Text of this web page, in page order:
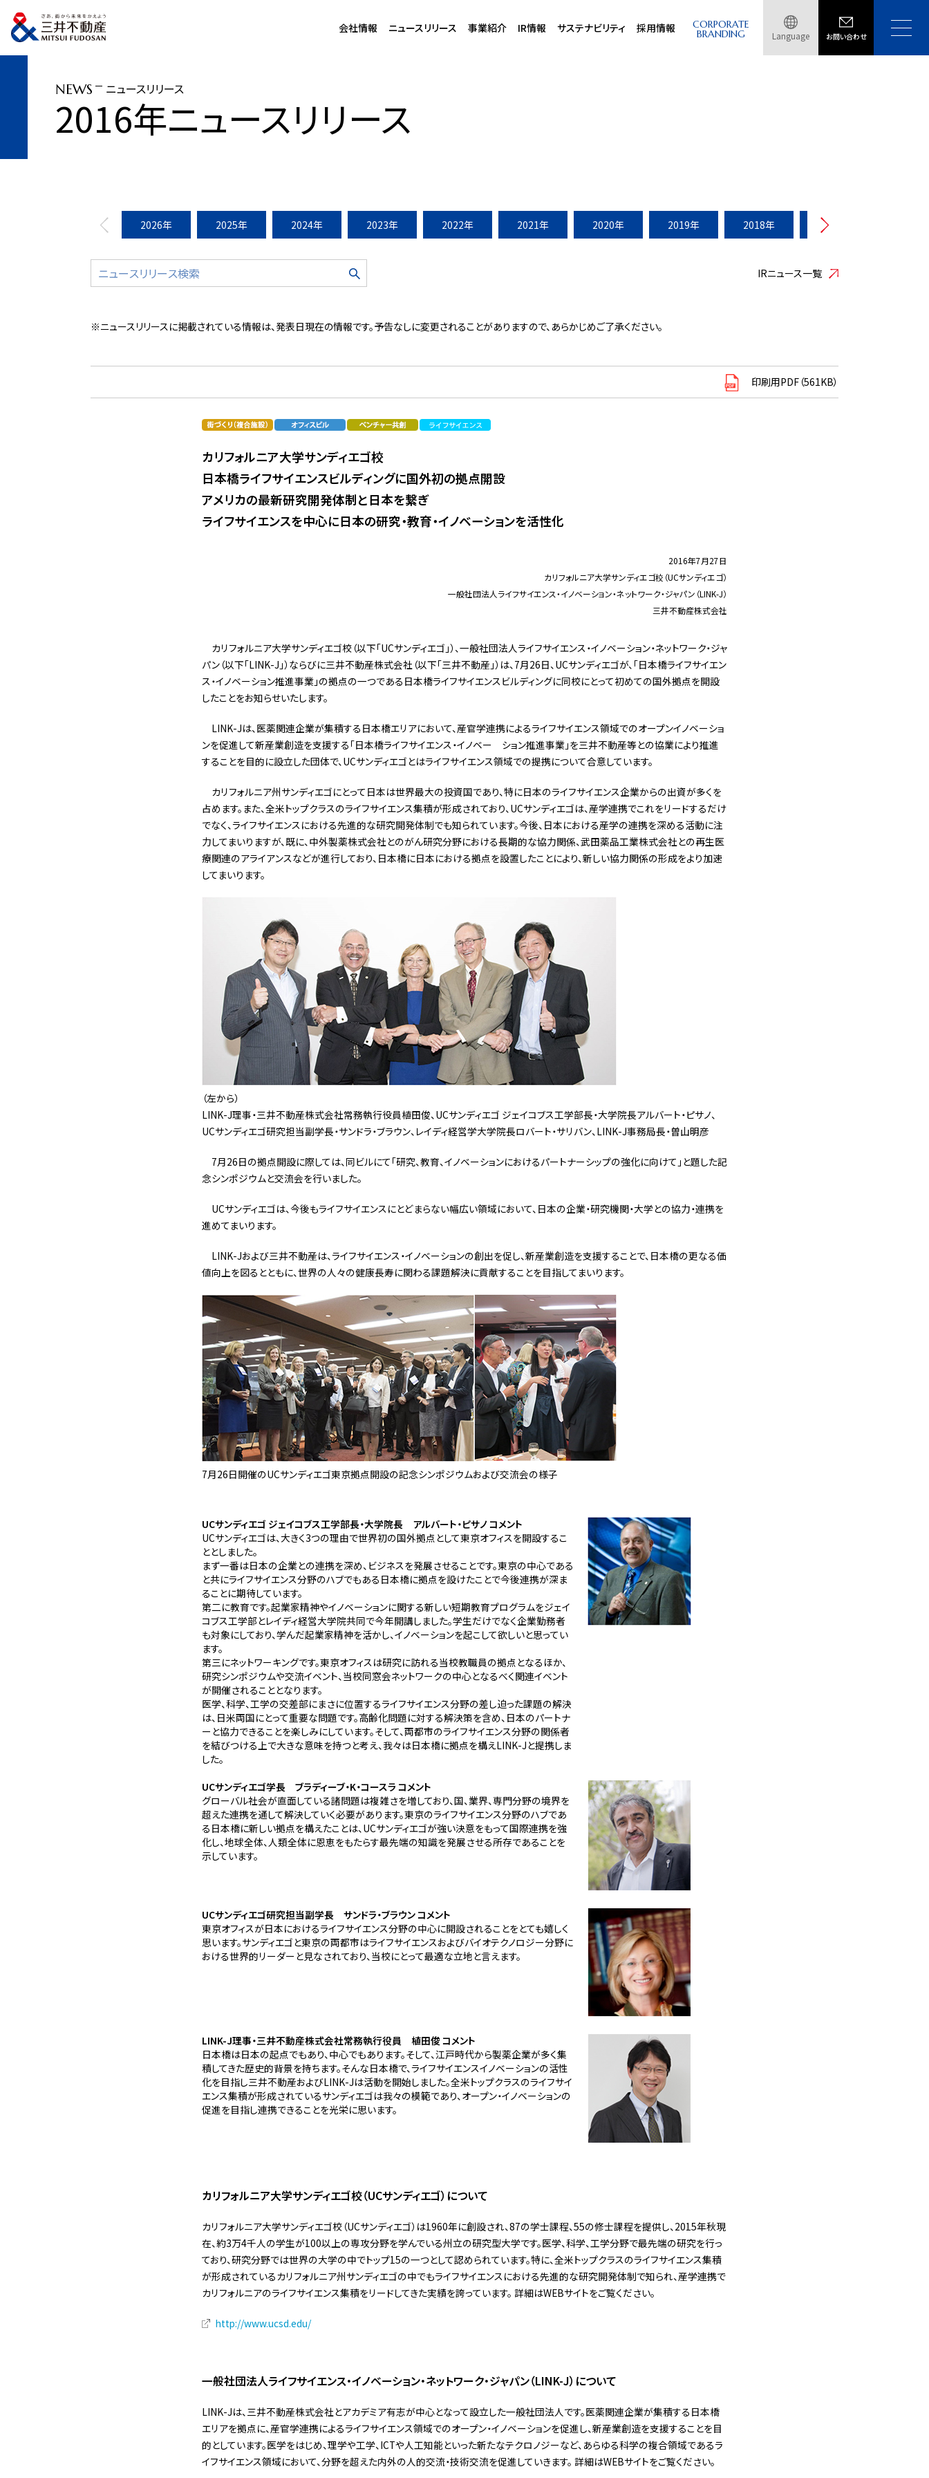
会社情報 ニュースリリース 事業紹介 IR情報 サステナビリティ 採用情報 CORPORATE
BRANDING Language お問い合わせ
トップページ ニュースリリース
NEWS ニュースリリース
2016年ニュースリリース
2026年 2025年 2024年 2023年 2022年 2021年 2020年 2019年 2018年 2017年
IRニュース一覧
※ニュースリリースに掲載されている情報は、発表日現在の情報です。予告なしに変更されることがありますので、あらかじめご了承ください。
印刷用PDF（561KB）
カリフォルニア大学サンディエゴ校
日本橋ライフサイエンスビルディングに国外初の拠点開設
アメリカの最新研究開発体制と日本を繋ぎ
ライフサイエンスを中心に日本の研究・教育・イノベーションを活性化
2016年7月27日
カリフォルニア大学サンディエゴ校（UCサンディエゴ）
一般社団法人ライフサイエンス・イノベーション・ネットワーク・ジャパン（LINK-J）
三井不動産株式会社
カリフォルニア大学サンディエゴ校（以下「UCサンディエゴ」）、一般社団法人ライフサイエンス・イノベーション・ネットワーク・ジャ
パン（以下「LINK-J」）ならびに三井不動産株式会社（以下「三井不動産」）は、7月26日、UCサンディエゴが、「日本橋ライフサイエン
ス・イノベーション推進事業」の拠点の一つである日本橋ライフサイエンスビルディングに同校にとって初めての国外拠点を開設
したことをお知らせいたします。
LINK-Jは、医薬関連企業が集積する日本橋エリアにおいて、産官学連携によるライフサイエンス領域でのオープンイノベーショ
ンを促進して新産業創造を支援する「日本橋ライフサイエンス・イノベー ション推進事業」を三井不動産等との協業により推進
することを目的に設立した団体で、UCサンディエゴとはライフサイエンス領域での提携について合意しています。
カリフォルニア州サンディエゴにとって日本は世界最大の投資国であり、特に日本のライフサイエンス企業からの出資が多くを
占めます。また、全米トップクラスのライフサイエンス集積が形成されており、UCサンディエゴは、産学連携でこれをリードするだけ
でなく、ライフサイエンスにおける先進的な研究開発体制でも知られています。今後、日本における産学の連携を深める活動に注
力してまいりますが、既に、中外製薬株式会社とのがん研究分野における長期的な協力関係、武田薬品工業株式会社との再生医
療関連のアライアンスなどが進行しており、日本橋に日本における拠点を設置したことにより、新しい協力関係の形成をより加速
してまいります。
（左から）
LINK-J理事・三井不動産株式会社常務執行役員植田俊、UCサンディエゴ ジェイコブス工学部長・大学院長アルバート・ピサノ、
UCサンディエゴ研究担当副学長・サンドラ・ブラウン、レイディ経営学大学院長ロバート・サリバン、LINK-J事務局長・曽山明彦
7月26日の拠点開設に際しては、同ビルにて「研究、教育、イノベーションにおけるパートナーシップの強化に向けて」と題した記
念シンポジウムと交流会を行いました。
UCサンディエゴは、今後もライフサイエンスにとどまらない幅広い領域において、日本の企業・研究機関・大学との協力・連携を
進めてまいります。
LINK-Jおよび三井不動産は、ライフサイエンス・イノベーションの創出を促し、新産業創造を支援することで、日本橋の更なる価
値向上を図るとともに、世界の人々の健康長寿に関わる課題解決に貢献することを目指してまいります。
7月26日開催のUCサンディエゴ東京拠点開設の記念シンポジウムおよび交流会の様子
UCサンディエゴ ジェイコブス工学部長・大学院長 アルバート・ピサノ コメント
UCサンディエゴは、大きく3つの理由で世界初の国外拠点として東京オフィスを開設するこ
ととしました。
まず一番は日本の企業との連携を深め、ビジネスを発展させることです。東京の中心である
と共にライフサイエンス分野のハブでもある日本橋に拠点を設けたことで今後連携が深ま
ることに期待しています。
第二に教育です。起業家精神やイノベーションに関する新しい短期教育プログラムをジェイ
コブス工学部とレイディ経営大学院共同で今年開講しました。学生だけでなく企業勤務者
も対象にしており、学んだ起業家精神を活かし、イノベーションを起こして欲しいと思ってい
ます。
第三にネットワーキングです。東京オフィスは研究に訪れる当校教職員の拠点となるほか、
研究シンポジウムや交流イベント、当校同窓会ネットワークの中心となるべく関連イベント
が開催されることとなります。
医学、科学、工学の交差部にまさに位置するライフサイエンス分野の差し迫った課題の解決
は、日米両国にとって重要な問題です。高齢化問題に対する解決策を含め、日本のパートナ
ーと協力できることを楽しみにしています。そして、両都市のライフサイエンス分野の関係者
を結びつける上で大きな意味を持つと考え、我々は日本橋に拠点を構えLINK-Jと提携しま
した。
UCサンディエゴ学長 ブラディーブ・K・コースラ コメント
グローバル社会が直面している諸問題は複雑さを増しており、国、業界、専門分野の境界を
超えた連携を通して解決していく必要があります。東京のライフサイエンス分野のハブであ
る日本橋に新しい拠点を構えたことは、UCサンディエゴが強い決意をもって国際連携を強
化し、地球全体、人類全体に恩恵をもたらす最先端の知識を発展させる所存であることを
示しています。
UCサンディエゴ研究担当副学長 サンドラ・ブラウン コメント
東京オフィスが日本におけるライフサイエンス分野の中心に開設されることをとても嬉しく
思います。サンディエゴと東京の両都市はライフサイエンスおよびバイオテクノロジー分野に
おける世界的リーダーと見なされており、当校にとって最適な立地と言えます。
LINK-J理事・三井不動産株式会社常務執行役員 植田俊 コメント
日本橋は日本の起点でもあり、中心でもあります。そして、江戸時代から製薬企業が多く集
積してきた歴史的背景を持ちます。そんな日本橋で、ライフサイエンスイノベーションの活性
化を目指し三井不動産およびLINK-Jは活動を開始しました。全米トップクラスのライフサイ
エンス集積が形成されているサンディエゴは我々の模範であり、オープン・イノベーションの
促進を目指し連携できることを光栄に思います。
カリフォルニア大学サンディエゴ校（UCサンディエゴ）について
カリフォルニア大学サンディエゴ校（UCサンディエゴ）は1960年に創設され、87の学士課程、55の修士課程を提供し、2015年秋現
在、約3万4千人の学生が100以上の専攻分野を学んでいる州立の研究型大学です。医学、科学、工学分野で最先端の研究を行っ
ており、研究分野では世界の大学の中でトップ15の一つとして認められています。特に、全米トップクラスのライフサイエンス集積
が形成されているカリフォルニア州サンディエゴの中でもライフサイエンスにおける先進的な研究開発体制で知られ、産学連携で
カリフォルニアのライフサイエンス集積をリードしてきた実績を誇っています。 詳細はWEBサイトをご覧ください。
http://www.ucsd.edu/
一般社団法人ライフサイエンス・イノベーション・ネットワーク・ジャパン（LINK-J）について
LINK-Jは、三井不動産株式会社とアカデミア有志が中心となって設立した一般社団法人です。医薬関連企業が集積する日本橋
エリアを拠点に、産官学連携によるライフサイエンス領域でのオープン・イノベーションを促進し、新産業創造を支援することを目
的としています。医学をはじめ、理学や工学、ICTや人工知能といった新たなテクロノジーなど、あらゆる科学の複合領域であるラ
イフサイエンス領域において、分野を超えた内外の人的交流・技術交流を促進していきます。 詳細はWEBサイトをご覧ください。